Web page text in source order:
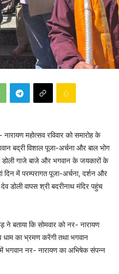
महोत्सव रविवार को समारोह के
बद्री विशाल पूजा-अर्चना और बाल भोग
डोली गाजे बाजे और भगवान के जयकारों के
दिन में परम्परागत पूजा-अर्चना, दर्शन और
डोली वापस श्री बदरीनाथ मंदिर पहुंच
ने बताया कि सोमवार को नर- नारायण
धाम का भ्रमण करेंगी तथा भगवान
भगवान नर- नारायण का अभिषेक संपन्न